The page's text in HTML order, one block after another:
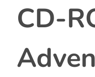
CD-